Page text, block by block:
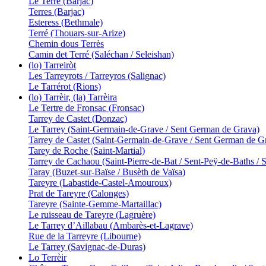
Terres (Barjac)
Esteress (Bethmale)
Terré (Thouars-sur-Arize)
Chemin dous Terrès
Camin det Terré (Saléchan / Seleishan)
(lo) Tarreiròt
Les Tarreyrots / Tarreyros (Salignac)
Le Tarrérot (Rions)
(lo) Tarrèir, (la) Tarrèira
Le Tertre de Fronsac (Fronsac)
Tarrey de Castet (Donzac)
Le Tarrey (Saint-Germain-de-Grave / Sent German de Grava)
Tarrey de Castet (Saint-Germain-de-Grave / Sent German de
Tarey de Roche (Saint-Martial)
Tarrey de Cachaou (Saint-Pierre-de-Bat / Sent-Peÿ-de-Baths /
Taray (Buzet-sur-Baïse / Busèth de Vaïsa)
Tareyre (Labastide-Castel-Amouroux)
Prat de Tareyre (Calonges)
Tareyre (Sainte-Gemme-Martaillac)
Le ruisseau de Tareyre (Lagruère)
Le Tarrey d’Aillabau (Ambarès-et-Lagrave)
Rue de la Tarreyre (Libourne)
Le Tarrey (Savignac-de-Duras)
Lo Terrèir